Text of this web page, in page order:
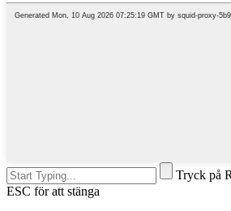
Tryck på
ESC för att stänga